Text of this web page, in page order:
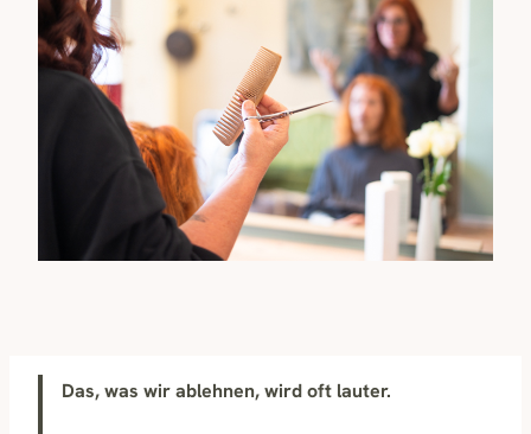
Das, was wir ablehnen, wird oft lauter.